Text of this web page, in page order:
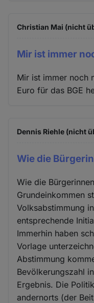
Christian Mai (nicht
Mir ist immer
Mir ist immer noch
Euro für das BGE
Dennis Riehle (nicht
Wie die
Wie die
Grundeinkommen
Volksabstimmung
entsprechende
Immerhin haben
Vorlage
Abstimmung
Bevölkerungszahl
Ergebnis. Die
andernorts (der